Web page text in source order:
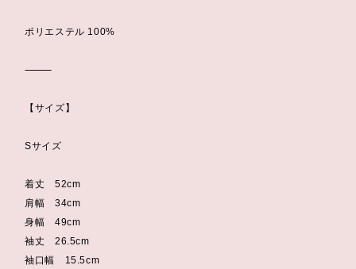
ポリエステル 100%
⸻
【サイズ】
Sサイズ
着丈 52cm
肩幅 34cm
身幅 49cm
袖丈 26.5cm
袖口幅 15.5cm